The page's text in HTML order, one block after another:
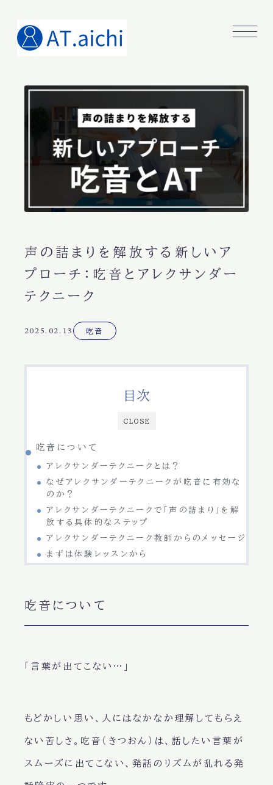
声の詰まりを解放する新しいア
プローチ：吃音とアレクサンダー
テクニーク
2025.02.13 吃音
CLOSE
目次
吃音について
アレクサンダーテクニークとは？
なぜアレクサンダーテクニークが吃音に有効な
のか？
アレクサンダーテクニークで「声の詰まり」を解
放する具体的なステップ
アレクサンダーテクニーク教師からのメッセージ
まずは体験レッスンから
吃音について
「言葉が出てこない…」
もどかしい思い、人にはなかなか理解してもらえ
ない苦しさ。吃音（きつおん）は、話したい言葉が
スムーズに出てこない、発話のリズムが乱れる発